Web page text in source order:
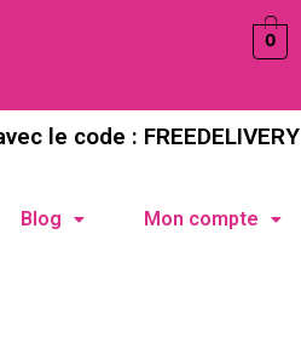
0
le code : FREEDELIVERY
Blog Mon compte